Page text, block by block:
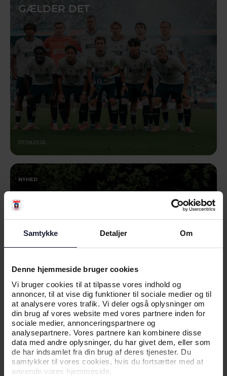
Samtykke Detaljer Om
Denne hjemmeside bruger cookies
Vi bruger cookies til at tilpasse vores indhold og
annoncer, til at vise dig funktioner til sociale medier og til
at analysere vores trafik. Vi deler også oplysninger om
din brug af vores website med vores partnere inden for
sociale medier, annonceringspartnere og
analysepartnere. Vores partnere kan kombinere disse
data med andre oplysninger, du har givet dem, eller som
de har indsamlet fra din brug af deres tjenester. Du
samtykker til vores cookies, hvis du fortsætter med at
anvende vores hjemmeside.
GÆLDER DET
07.08.2026
NYHED
TRANSPORT-EKSPERT NY
PARTNER: VELKOMMEN TIL NTG
ROAD
07.08.2026